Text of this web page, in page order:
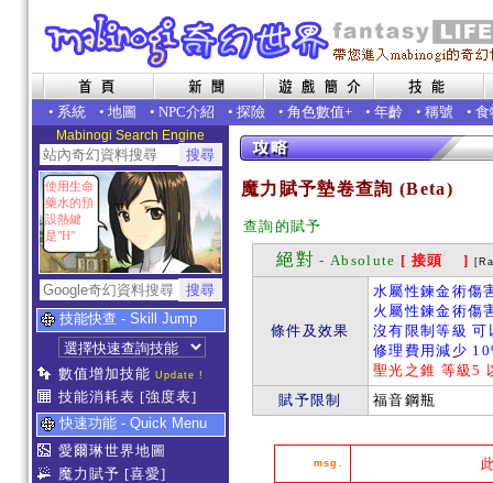
• 系統 • 地圖 • NPC介紹 • 探險 • 角色數值+ • 年齡 • 稱號 • 食
Mabinogi Search Engine
使用生命
藥水的預
設熱鍵
是"H"
技能快查 - Skill Jump
數值增加技能 Update !
技能消耗表 [強度表]
快速功能 - Quick Menu
愛爾琳世界地圖
魔力賦予 [喜愛]
魔力賦予墊卷查詢 (Beta)
查詢的賦予
絕對 - Absolute [ 接頭 ]
條件及效果
水屬性鍊金術傷
火屬性鍊金術傷
沒有限制等級 可
修理費用減少
聖光之錐 等級5
賦予限制
福音鋼瓶
msg.